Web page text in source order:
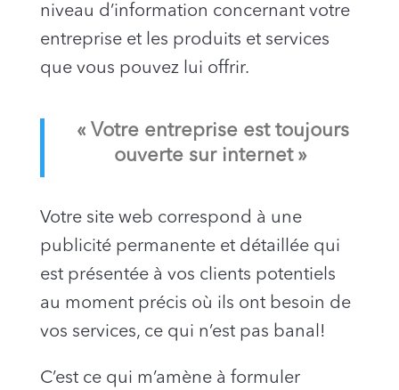
niveau d’information concernant votre
entreprise et les produits et services
que vous pouvez lui offrir.
« Votre entreprise est toujours
ouverte sur internet »
Votre site web correspond à une
publicité permanente et détaillée qui
est présentée à vos clients potentiels
au moment précis où ils ont besoin de
vos services, ce qui n’est pas banal!
C’est ce qui m’amène à formuler